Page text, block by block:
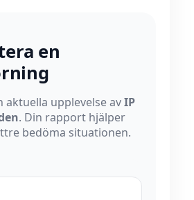
en
aktuella upplevelse avIP
. Din rapport hjälper
bedöma situationen.